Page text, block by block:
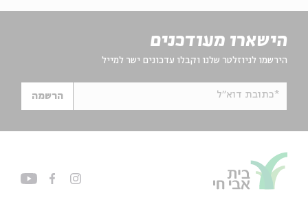
הישארו מעודכנים
הירשמו לניוזלטר שלנו וקבלו עדכונים ישר למייל
*כתובת דוא"ל הרשמה